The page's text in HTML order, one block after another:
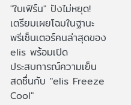
"ใบเฟิร์น" ปังไม่หยุด!
เตรียมเผยโฉมในฐานะ
พรีเซ็นเตอร์คนล่าสุดของ
elis พร้อมเปิด
ประสบการณ์ความเย็น
สดชื่นกับ "elis Freeze
Cool"